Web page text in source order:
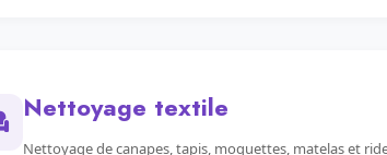
Nettoyage textile
Nettoyage de canapes, tapis, moquettes, matelas et